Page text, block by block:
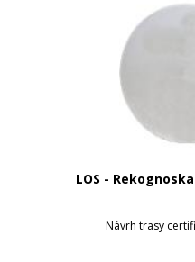
LOS -
Návrh trasy